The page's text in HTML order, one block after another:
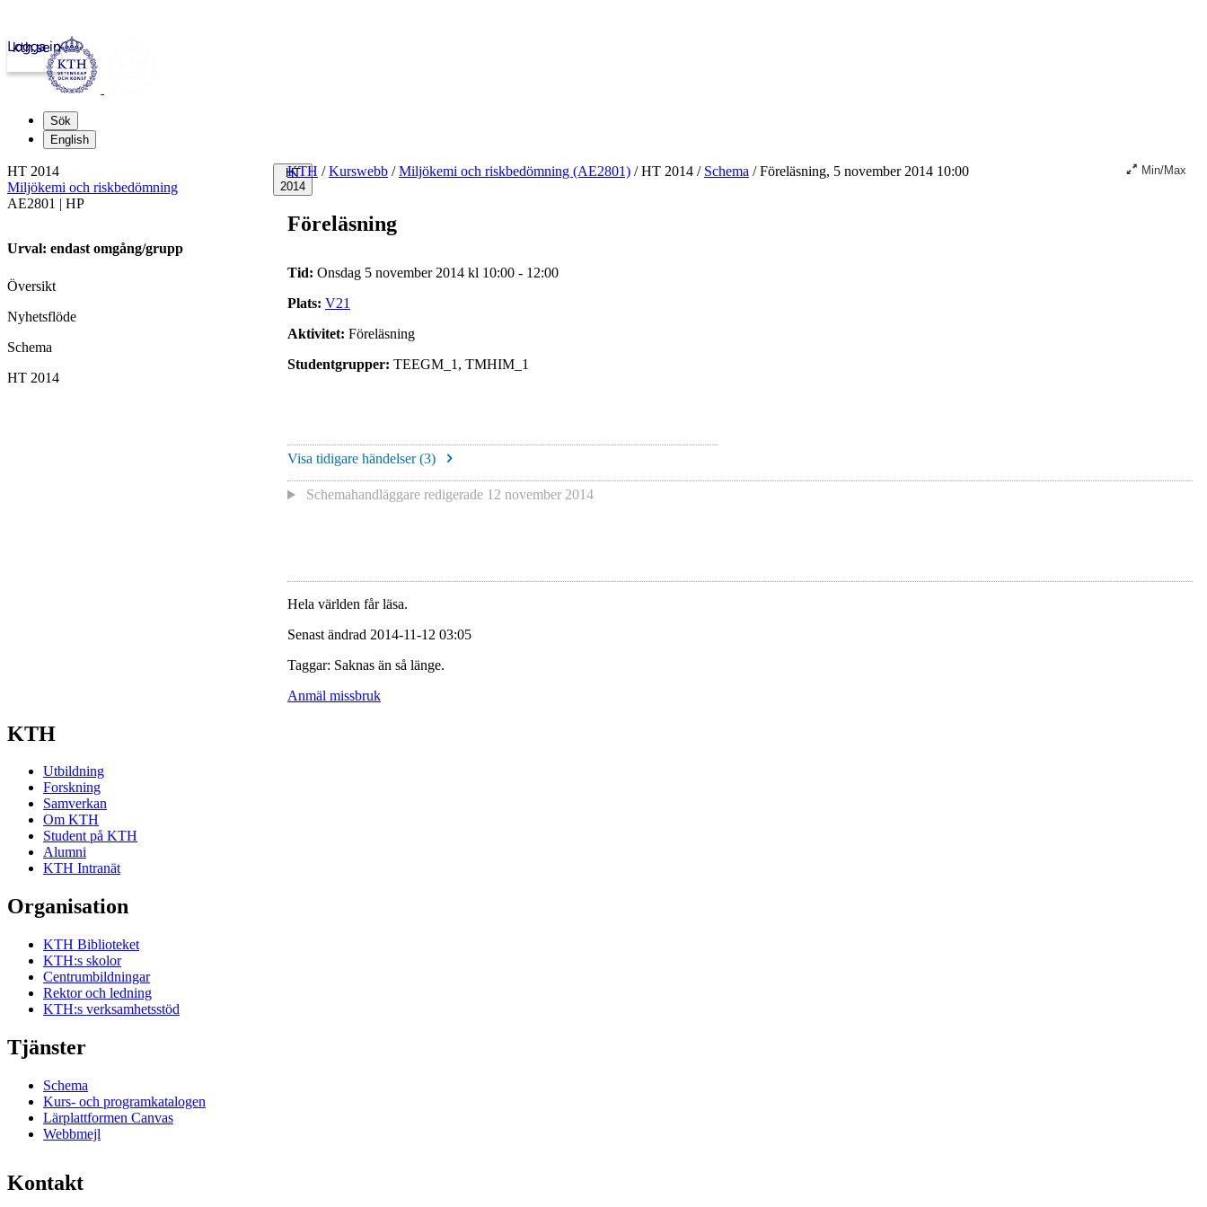
kth.se
Logga in
Sök
English
HT
2014
KTH / Kurswebb / Miljökemi och riskbedömning (AE2801) /HT 2014 / Schema /Föreläsning, 5 november 2014 10:00 Min/Max
Föreläsning
Tid: Onsdag 5 november 2014 kl 10:00 - 12:00
Plats: V21
Aktivitet: Föreläsning
Studentgrupper: TEEGM_1, TMHIM_1
Visa tidigare händelser (3)
Schemahandläggare redigerade 12 november 2014
Hela världen får läsa.
Senast ändrad 2014-11-12 03:05
Taggar: Saknas än så länge.
Anmäl missbruk
HT 2014
Miljökemi och riskbedömning
AE2801 | HP
Urval: endast omgång/grupp
Översikt
Nyhetsflöde
Schema
HT 2014
KTH
Utbildning
Forskning
Samverkan
Om KTH
Student på KTH
Alumni
KTH Intranät
Organisation
KTH Biblioteket
KTH:s skolor
Centrumbildningar
Rektor och ledning
KTH:s verksamhetsstöd
Tjänster
Schema
Kurs- och programkatalogen
Lärplattformen Canvas
Webbmejl
Kontakt